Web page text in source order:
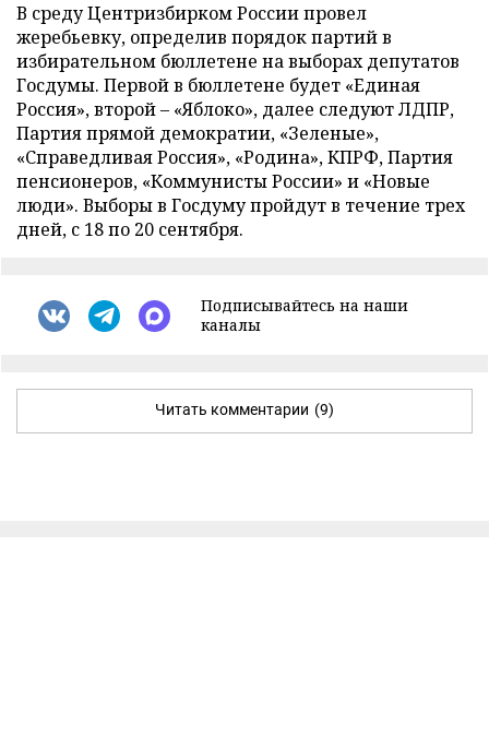
В среду Центризбирком России провел
жеребьевку, определив порядок партий в
избирательном бюллетене на выборах депутатов
Госдумы. Первой в бюллетене будет «Единая
Россия», второй – «Яблоко», далее следуют ЛДПР,
Партия прямой демократии, «Зеленые»,
«Справедливая Россия», «Родина», КПРФ, Партия
пенсионеров, «Коммунисты России» и «Новые
люди». Выборы в Госдуму пройдут в течение трех
дней, с 18 по 20 сентября.
Подписывайтесь на наши
каналы
Читать комментарии (9)